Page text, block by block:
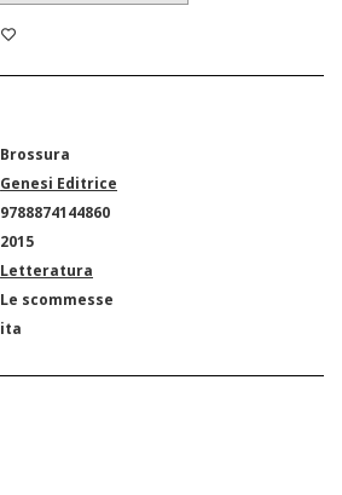
Brossura
Genesi Editrice
9788874144860
2015
Letteratura
Le scommesse
ita